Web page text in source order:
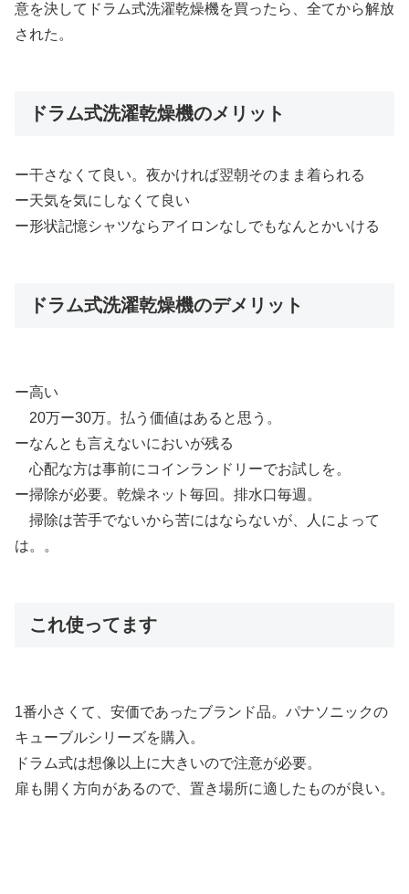
意を決してドラム式洗濯乾燥機を買ったら、全てから解放
された。
ドラム式洗濯乾燥機のメリット
ー干さなくて良い。夜かければ翌朝そのまま着られる
ー天気を気にしなくて良い
ー形状記憶シャツならアイロンなしでもなんとかいける
ドラム式洗濯乾燥機のデメリット
ー高い
20万ー30万。払う価値はあると思う。
ーなんとも言えないにおいが残る
心配な方は事前にコインランドリーでお試しを。
ー掃除が必要。乾燥ネット毎回。排水口毎週。
掃除は苦手でないから苦にはならないが、人によって
は。。
これ使ってます
1番小さくて、安価であったブランド品。パナソニックの
キューブルシリーズを購入。
ドラム式は想像以上に大きいので注意が必要。
扉も開く方向があるので、置き場所に適したものが良い。